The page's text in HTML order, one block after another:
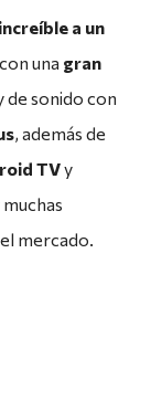
a un
con una gran
de sonido con
, además de
TVy
mercado.